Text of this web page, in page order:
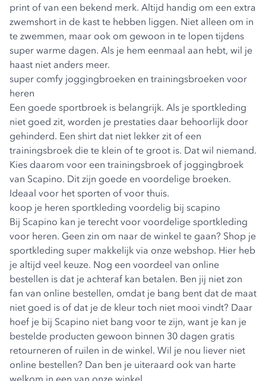
print of van een bekend merk. Altijd handig om een extra
zwemshort in de kast te hebben liggen. Niet alleen om in
te zwemmen, maar ook om gewoon in te lopen tijdens
super warme dagen. Als je hem eenmaal aan hebt, wil je
haast niet anders meer.
super comfy joggingbroeken en trainingsbroeken voor
heren
Een goede sportbroek is belangrijk. Als je sportkleding
niet goed zit, worden je prestaties daar behoorlijk door
gehinderd. Een shirt dat niet lekker zit of een
trainingsbroek die te klein of te groot is. Dat wil niemand.
Kies daarom voor een trainingsbroek of joggingbroek
van Scapino. Dit zijn goede en voordelige broeken.
Ideaal voor het sporten of voor thuis.
koop je heren sportkleding voordelig bij scapino
Bij Scapino kan je terecht voor voordelige sportkleding
voor heren. Geen zin om naar de winkel te gaan? Shop je
sportkleding super makkelijk via onze webshop. Hier heb
je altijd veel keuze. Nog een voordeel van online
bestellen is dat je achteraf kan betalen. Ben jij niet zon
fan van online bestellen, omdat je bang bent dat de maat
niet goed is of dat je de kleur toch niet mooi vindt? Daar
hoef je bij Scapino niet bang voor te zijn, want je kan je
bestelde producten gewoon binnen 30 dagen gratis
retourneren of ruilen in de winkel. Wil je nou liever niet
online bestellen? Dan ben je uiteraard ook van harte
welkom in een van onze winkel.